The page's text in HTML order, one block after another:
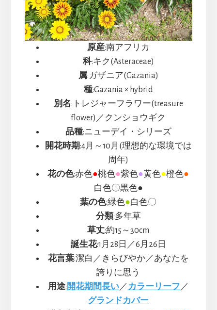
原産:南アフリカ
科:キク(Asteraceae)
属:ガザニア(Gazania)
種:Gazania × hybrid
別名:トレジャーフラワー(treasure
flower)／クンショウギク
品種:ニューデイ・シリーズ
開花時期:4月～10月(理想的な環境では
周年)
花の色:赤色●桃色●紫色●黄色●橙色●
白色〇黒色●
葉の色:緑色●白色〇
分類:多年草
草丈:約15～30cm
誕生花:1月28日／6月26日
花言葉:潔白／きらびやか／あなたを
誇りに思う
用途: 開花期間長い／ カラーリーフ ／
グランドカバー